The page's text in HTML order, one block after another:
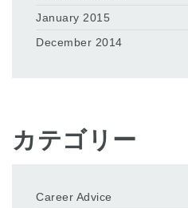
January 2015
December 2014
カテゴリー
Career Advice